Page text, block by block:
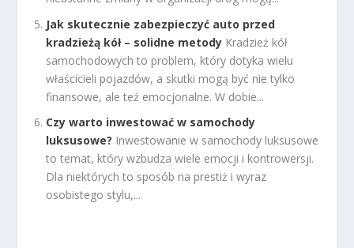
Jak skutecznie zabezpieczyć auto przed
kradzieżą kół – solidne metody Kradzież kół
samochodowych to problem, który dotyka wielu
właścicieli pojazdów, a skutki mogą być nie tylko
finansowe, ale też emocjonalne. W dobie...
Czy warto inwestować w samochody
luksusowe? Inwestowanie w samochody luksusowe
to temat, który wzbudza wiele emocji i kontrowersji.
Dla niektórych to sposób na prestiż i wyraz
osobistego stylu,...